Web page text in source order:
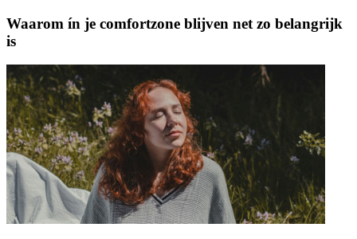
Waarom ín je comfortzone blijven net zo belangrijk
is